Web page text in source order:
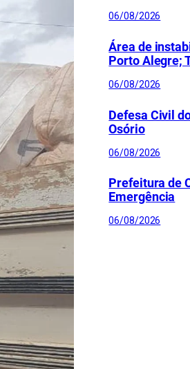
06/08/2026
Área de
Porto Alegre;
06/08/2026
Defesa Civil
Osório
06/08/2026
Prefeitura de
Emergência
06/08/2026